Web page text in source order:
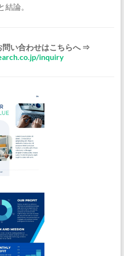
論。
い合わせはこちらへ ⇒
inquiry